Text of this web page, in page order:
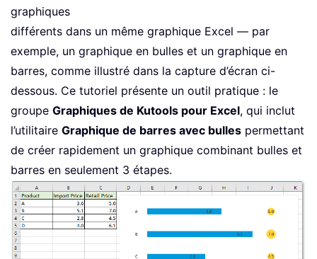
graphiques
différents dans un même graphique Excel — par
exemple, un graphique en bulles et un graphique en
barres, comme illustré dans la capture d’écran ci-
dessous. Ce tutoriel présente un outil pratique : le
groupe Graphiques de Kutools pour Excel, qui inclut
l’utilitaire Graphique de barres avec bulles permettant
de créer rapidement un graphique combinant bulles et
barres en seulement 3 étapes.